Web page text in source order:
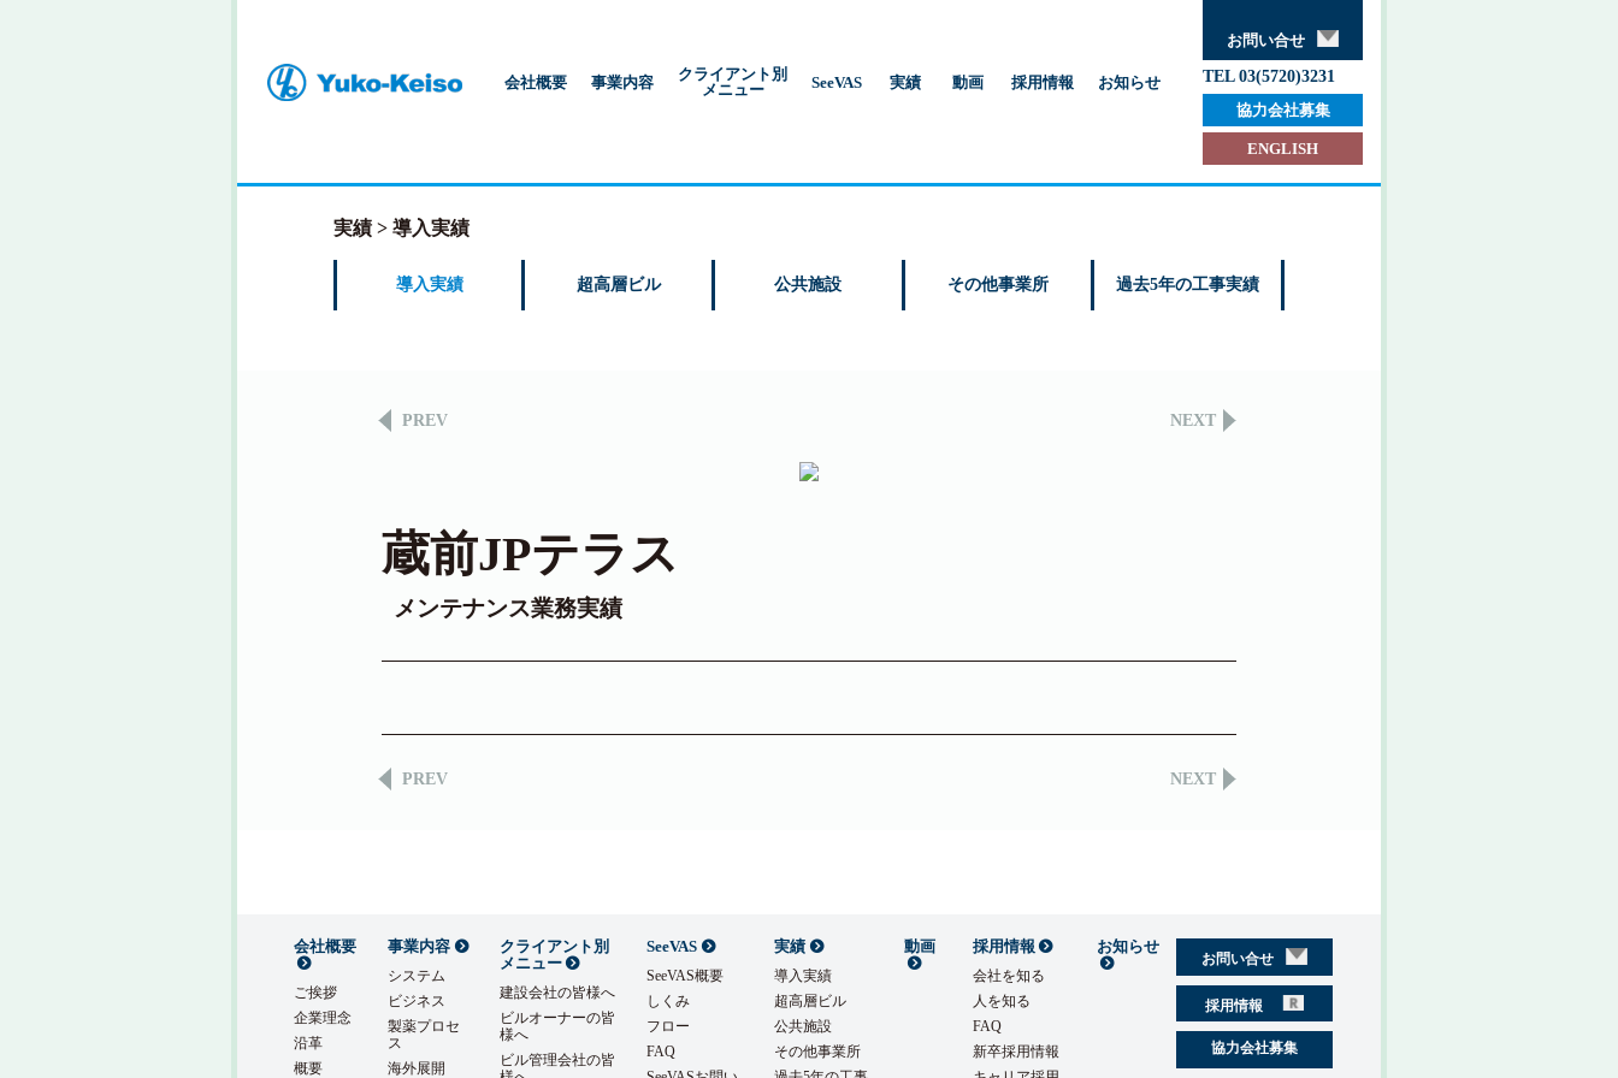
会社概要 事業内容
クライアント別
メニュー
SeeVAS 実績 動画 採用情報 お知らせ
お問い合せ
TEL 03(5720)3231
協力会社募集
ENGLISH
実績 導入実績
導入実績 超高層ビル 公共施設 その他事業所 過去5年の工事実績
PREV NEXT
蔵前JPテラス
メンテナンス業務実績
PREV NEXT
会社概要
ご挨拶
企業理念
沿革
概要
事業内容
システム
ビジネス
製薬プロセ
ス
海外展開
クライアント別
メニュー
建設会社の皆様へ
ビルオーナーの皆
様へ
ビル管理会社の皆
SeeVAS
SeeVAS概要
しくみ
フロー
FAQ
実績
導入実績
超高層ビル
公共施設
その他事業所
動画 採用情報
会社を知る
人を知る
FAQ
新卒採用情報
お知らせ
お問い合せ
採用情報
協力会社募集